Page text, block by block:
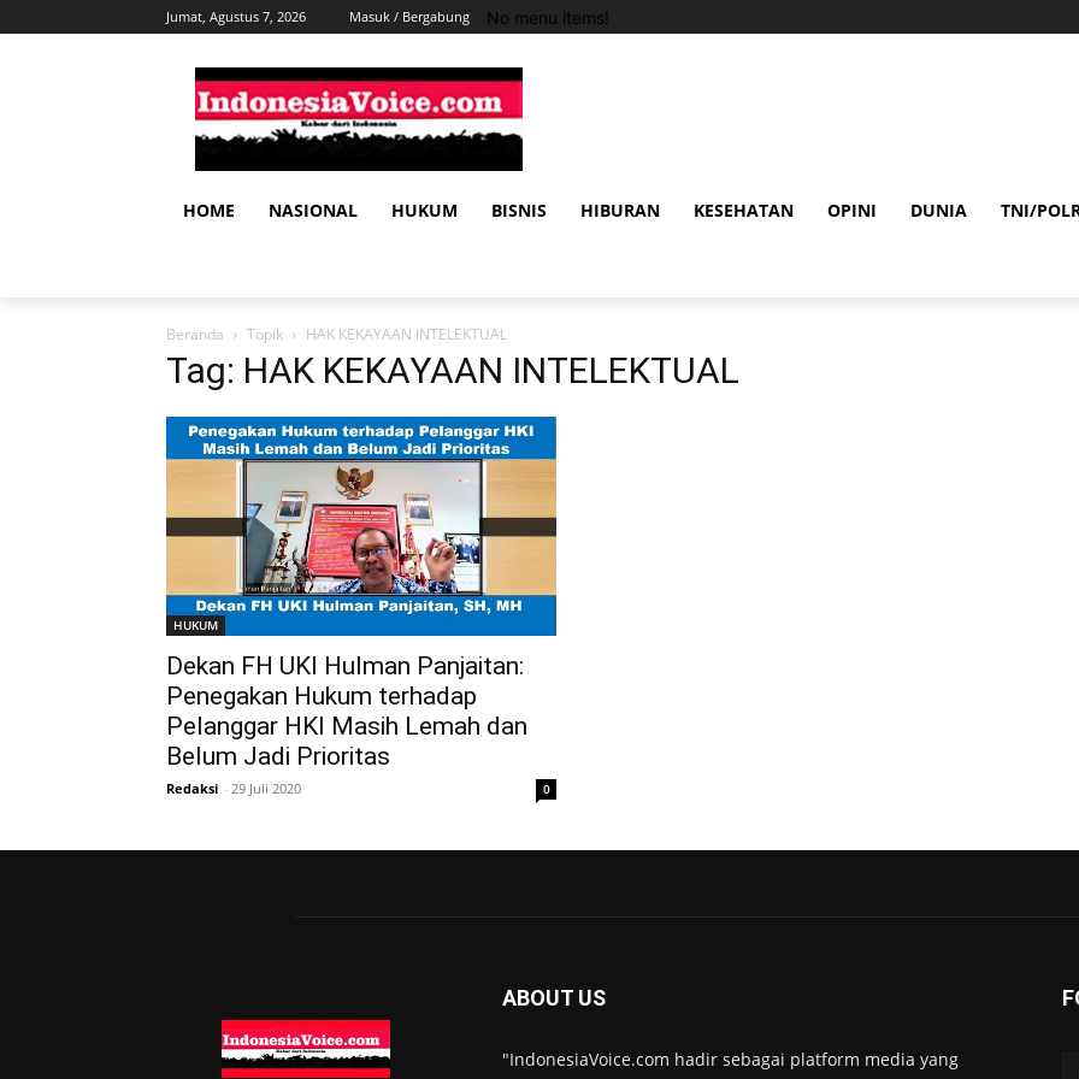
Jumat, Agustus 7, 2026 Masuk / Bergabung No menu items!
HOME NASIONAL HUKUM BISNIS HIBURAN KESEHATAN OPINI DUNIA TNI/
Beranda Topik HAK KEKAYAAN INTELEKTUAL
Tag: HAK KEKAYAAN INTELEKTUAL
HUKUM
Dekan FH UKI Hulman Panjaitan:
Penegakan Hukum terhadap
Pelanggar HKI Masih Lemah dan
Belum Jadi Prioritas
Redaksi - 29 Juli 2020 0
ABOUT US
"IndonesiaVoice.com hadir sebagai platform media yang